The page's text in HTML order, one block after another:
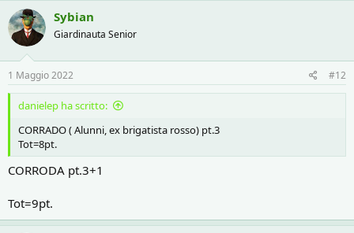
Sybian
Giardinauta Senior
1 Maggio 2022 #12
danielep ha scritto:
CORRADO ( Alunni, ex brigatista rosso) pt.3
Tot=8pt.
CORRODA pt.3+1
Tot=9pt.